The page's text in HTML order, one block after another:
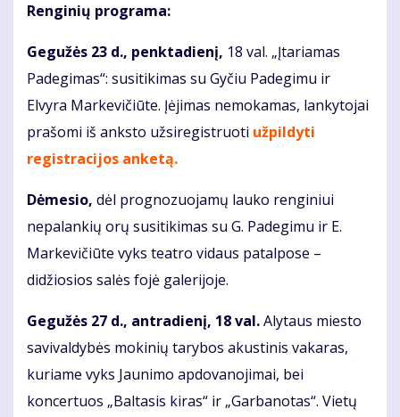
Renginių programa:
Gegužės 23 d., penktadienį, 18 val. „Įtariamas
Padegimas“: susitikimas su Gyčiu Padegimu ir
Elvyra Markevičiūte. Įėjimas nemokamas, lankytojai
prašomi iš anksto užsiregistruoti užpildyti
registracijos anketą.
Dėmesio, dėl prognozuojamų lauko renginiui
nepalankių orų susitikimas su G. Padegimu ir E.
Markevičiūte vyks teatro vidaus patalpose –
didžiosios salės fojė galerijoje.
Gegužės 27 d., antradienį, 18 val.Alytaus miesto
savivaldybės mokinių tarybos akustinis vakaras,
kuriame vyks Jaunimo apdovanojimai, bei
koncertuos „Baltasis kiras“ ir „Garbanotas“. Vietų